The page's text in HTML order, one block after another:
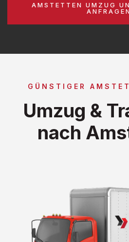
AMSTETTEN UMZUG
GÜNSTIGER
Umzug &
nach